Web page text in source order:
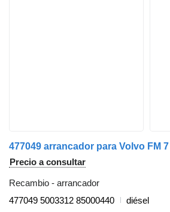
477049 arrancador para Volvo FM
Precio a consultar
Recambio - arrancador
477049 5003312 85000440
diésel